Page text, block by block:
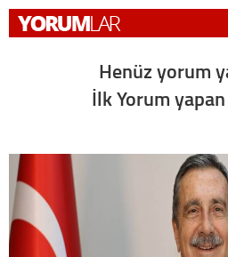
Henüz yorum
İlk Yorum